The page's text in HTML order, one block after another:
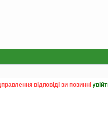
відповіді ви повинні